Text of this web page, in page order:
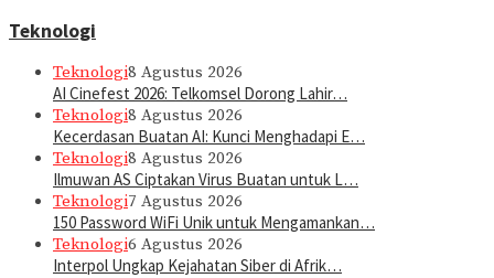
Teknologi
Teknologi8 Agustus 2026
AI Cinefest 2026: Telkomsel Dorong Lahir…
Teknologi8 Agustus 2026
Kecerdasan Buatan AI: Kunci Menghadapi E…
Teknologi8 Agustus 2026
Ilmuwan AS Ciptakan Virus Buatan untuk L…
Teknologi7 Agustus 2026
150 Password WiFi Unik untuk Mengamankan…
Teknologi6 Agustus 2026
Interpol Ungkap Kejahatan Siber di Afrik…